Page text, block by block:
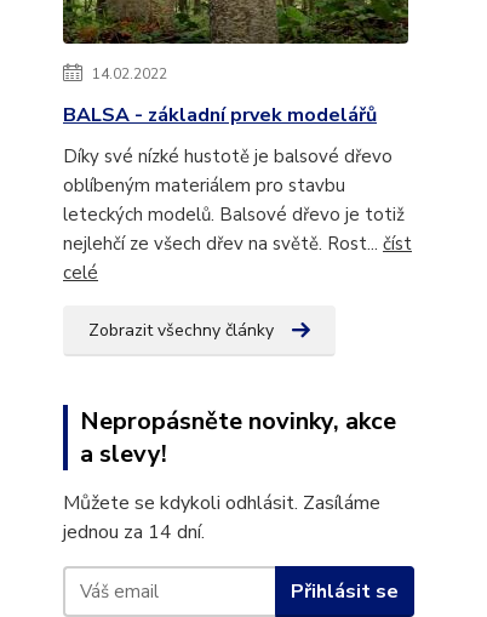
14.02.2022
BALSA - základní prvek modelářů
Díky své nízké hustotě je balsové dřevo
oblíbeným materiálem pro stavbu
leteckých modelů. Balsové dřevo je totiž
nejlehčí ze všech dřev na světě. Rost... číst
celé
Zobrazit všechny články
Nepropásněte novinky, akce
a slevy!
Můžete se kdykoli odhlásit. Zasíláme
jednou za 14 dní.
Přihlásit se